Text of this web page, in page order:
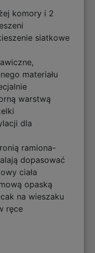
komory i 2
siatkowe
materiału
warstwą
dla
ramiona-
dopasować
ciała
opaską
na wieszaku
ręce